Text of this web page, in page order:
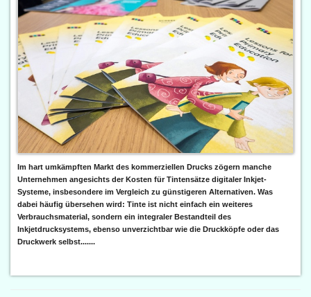
Im hart umkämpften Markt des kommerziellen Drucks zögern manche
Unternehmen angesichts der Kosten für Tintensätze digitaler Inkjet-
Systeme, insbesondere im Vergleich zu günstigeren Alternativen. Was
dabei häufig übersehen wird: Tinte ist nicht einfach ein weiteres
Verbrauchsmaterial, sondern ein integraler Bestandteil des
Inkjetdrucksystems, ebenso unverzichtbar wie die Druckköpfe oder das
Druckwerk selbst.......